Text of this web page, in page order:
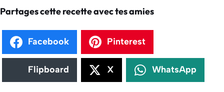
Partages cette recette avec tes amies
Facebook Pinterest
Flipboard X WhatsApp